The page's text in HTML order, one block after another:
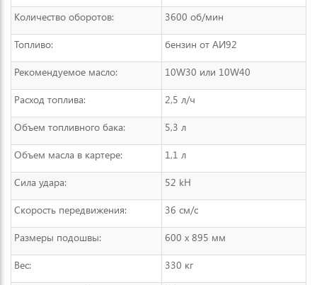
Количество оборотов: 3600 об/мин
Топливо: бензин от АИ92
Рекомендуемое масло: 10W30 или 10W40
Расход топлива: 2,5 л/ч
Объем топливного бака: 5,3 л
Объем масла в картере: 1,1 л
Сила удара: 52 kH
Скорость передвижения: 36 см/с
Размеры подошвы: 600 х 895 мм
Вес: 330 кг